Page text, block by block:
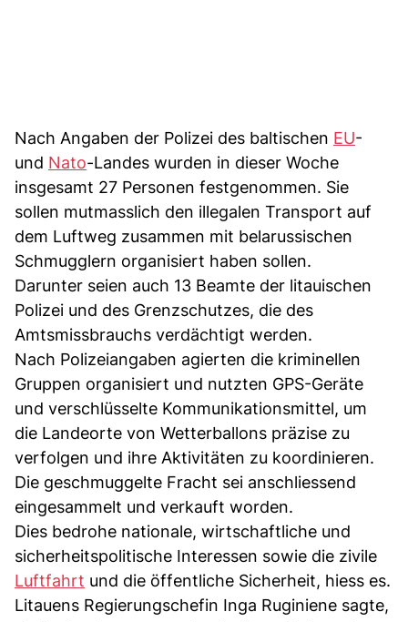
Nach Angaben der Polizei des baltischen EU-
und Nato-Landes wurden in dieser Woche
insgesamt 27 Personen festgenommen. Sie
sollen mutmasslich den illegalen Transport auf
dem Luftweg zusammen mit belarussischen
Schmugglern organisiert haben sollen.
Darunter seien auch 13 Beamte der litauischen
Polizei und des Grenzschutzes, die des
Amtsmissbrauchs verdächtigt werden.
Nach Polizeiangaben agierten die kriminellen
Gruppen organisiert und nutzten GPS-Geräte
und verschlüsselte Kommunikationsmittel, um
die Landeorte von Wetterballons präzise zu
verfolgen und ihre Aktivitäten zu koordinieren.
Die geschmuggelte Fracht sei anschliessend
eingesammelt und verkauft worden.
Dies bedrohe nationale, wirtschaftliche und
sicherheitspolitische Interessen sowie die zivile
Luftfahrt und die öffentliche Sicherheit, hiess es.
Litauens Regierungschefin Inga Ruginiene sagte,